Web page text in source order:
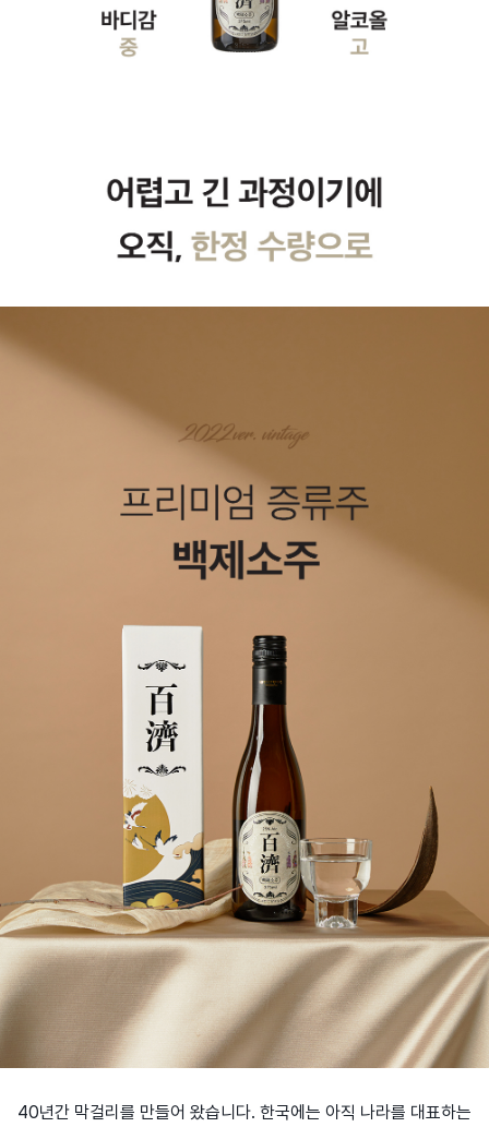
40년간 막걸리를 만들어 왔습니다. 한국에는 아직 나라를 대표하는